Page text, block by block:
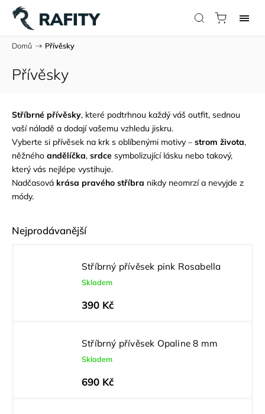
Domů / Přívěsky
Přívěsky
Stříbrné přívěsky, které podtrhnou každý váš outfit, sednou
vaší náladě a dodají vašemu vzhledu jiskru.
Vyberte si přívěsek na krk s oblíbenými motivy – strom života,
něžného andělíčka, srdce symbolizující lásku nebo takový,
který vás nejlépe vystihuje.
Nadčasová krása pravého stříbra nikdy neomrzí a nevyjde z
módy.
Nejprodávanější
Stříbrný přívěsek pink Rosabella
Skladem
390 Kč
Stříbrný přívěsek Opaline 8 mm
Skladem
690 Kč